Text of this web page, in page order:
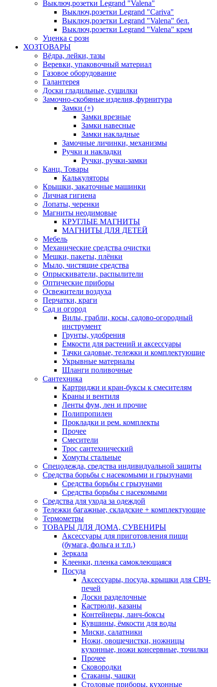
Выключ,розетки Legrand "Valena"
Выключ,розетки Legrand "Cariva"
Выключ,розетки Legrand "Valena" бел.
Выключ,розетки Legrand "Valena" крем
Уценка с розн
ХОЗТОВАРЫ
Вёдра, лейки, тазы
Веревки, упаковочный материал
Газовое оборудование
Галантерея
Доски гладильные, сушилки
Замочно-скобяные изделия, фурнитура
Замки (+)
Замки врезные
Замки навесные
Замки накладные
Замочные личинки, механизмы
Ручки и накладки
Ручки, ручки-замки
Канц. Товары
Калькуляторы
Крышки, закаточные машинки
Личная гигиена
Лопаты, черенки
Магниты неодимовые
КРУГЛЫЕ МАГНИТЫ
МАГНИТЫ ДЛЯ ДЕТЕЙ
Мебель
Механические средства очистки
Мешки, пакеты, плёнки
Мыло, чистящие средства
Опрыскиватели, распылители
Оптические приборы
Освежители воздуха
Перчатки, краги
Сад и огород
Вилы, грабли, косы, садово-огородный
инструмент
Грунты, удобрения
Ёмкости для растений и аксессуары
Тачки садовые, тележки и комплектующие
Укрывные материалы
Шланги поливочные
Сантехника
Картриджи и кран-буксы к смесителям
Краны и вентиля
Ленты фум, лен и прочие
Полипропилен
Прокладки и рем. комплекты
Прочее
Смесители
Трос сантехнический
Хомуты стальные
Спецодежда, средства индивидуальной защиты
Средства борьбы с насекомыми и грызунами
Средства борьбы с грызунами
Средства борьбы с насекомыми
Средства для ухода за одеждой
Тележки багажные, складские + комплектующие
Термометры
ТОВАРЫ ДЛЯ ДОМА, СУВЕНИРЫ
Аксессуары для приготовления пищи
(бумага, фольга и т.п.)
Зеркала
Клеенки, пленка самоклеющаяся
Посуда
Аксессуары, посуда, крышки для СВЧ-
печей
Доски разделочные
Кастрюли, казаны
Контейнеры, ланч-боксы
Кувшины, ёмкости для воды
Миски, салатники
Ножи, овощечистки, ножницы
кухонные, ножи консервные, точилки
Прочее
Сковородки
Стаканы, чашки
Столовые приборы, кухонные